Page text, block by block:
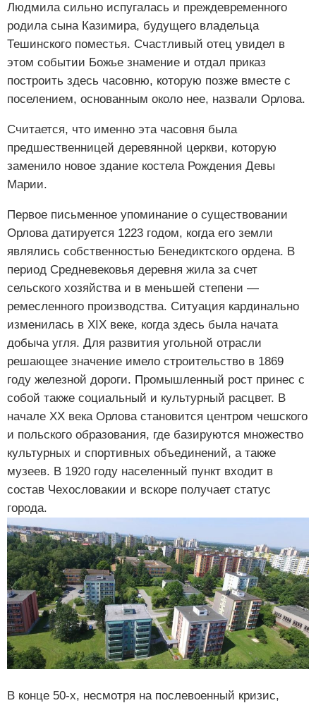
Людмила сильно испугалась и преждевременного
родила сына Казимира, будущего владельца
Тешинского поместья. Счастливый отец увидел в
этом событии Божье знамение и отдал приказ
построить здесь часовню, которую позже вместе с
поселением, основанным около нее, назвали Орлова.
Считается, что именно эта часовня была
предшественницей деревянной церкви, которую
заменило новое здание костела Рождения Девы
Марии.
Первое письменное упоминание о существовании
Орлова датируется 1223 годом, когда его земли
являлись собственностью Бенедиктского ордена. В
период Средневековья деревня жила за счет
сельского хозяйства и в меньшей степени —
ремесленного производства. Ситуация кардинально
изменилась в XIX веке, когда здесь была начата
добыча угля. Для развития угольной отрасли
решающее значение имело строительство в 1869
году железной дороги. Промышленный рост принес с
собой также социальный и культурный расцвет. В
начале XX века Орлова становится центром чешского
и польского образования, где базируются множество
культурных и спортивных объединений, а также
музеев. В 1920 году населенный пункт входит в
состав Чехословакии и вскоре получает статус
города.
В конце 50-х, несмотря на послевоенный кризис,